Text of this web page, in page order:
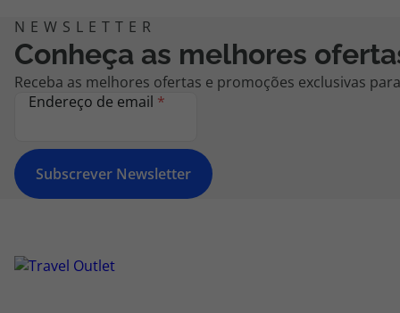
Conheça as melhores
Receba as melhores ofertas e promoções exclusivas
Endereço de email *
Subscrever Newsletter